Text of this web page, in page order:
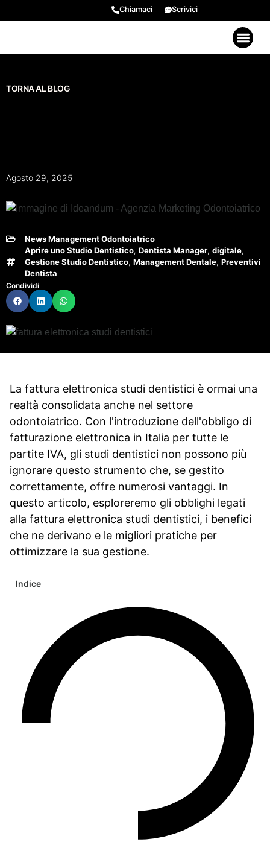
Chiamaci Scrivici
TORNA AL BLOG
Agosto 29, 2025
News Management Odontoiatrico
Aprire uno Studio Dentistico, Dentista Manager, digitale,
Gestione Studio Dentistico, Management Dentale, Preventivi
Dentista
Condividi
La fattura elettronica studi dentistici è ormai una
realtà consolidata anche nel settore
odontoiatrico. Con l'introduzione dell'obbligo di
fatturazione elettronica in Italia per tutte le
partite IVA, gli studi dentistici non possono più
ignorare questo strumento che, se gestito
correttamente, offre numerosi vantaggi. In
questo articolo, esploreremo gli obblighi legati
alla fattura elettronica studi dentistici, i benefici
che ne derivano e le migliori pratiche per
ottimizzare la sua gestione.
Indice